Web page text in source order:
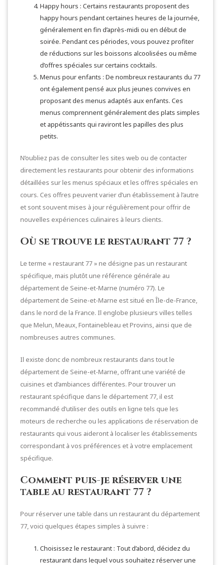
Happy hours : Certains restaurants proposent des
happy hours pendant certaines heures de la journée,
généralement en fin d’après-midi ou en début de
soirée. Pendant ces périodes, vous pouvez profiter
de réductions sur les boissons alcoolisées ou même
d’offres spéciales sur certains cocktails.
Menus pour enfants : De nombreux restaurants du 77
ont également pensé aux plus jeunes convives en
proposant des menus adaptés aux enfants. Ces
menus comprennent généralement des plats simples
et appétissants qui raviront les papilles des plus
petits.
N’oubliez pas de consulter les sites web ou de contacter
directement les restaurants pour obtenir des informations
détaillées sur les menus spéciaux et les offres spéciales en
cours. Ces offres peuvent varier d’un établissement à l’autre
et sont souvent mises à jour régulièrement pour offrir de
nouvelles expériences culinaires à leurs clients.
Où se trouve le restaurant 77 ?
Le terme « restaurant 77 » ne désigne pas un restaurant
spécifique, mais plutôt une référence générale au
département de Seine-et-Marne (numéro 77). Le
département de Seine-et-Marne est situé en Île-de-France,
dans le nord de la France. Il englobe plusieurs villes telles
que Melun, Meaux, Fontainebleau et Provins, ainsi que de
nombreuses autres communes.
Il existe donc de nombreux restaurants dans tout le
département de Seine-et-Marne, offrant une variété de
cuisines et d’ambiances différentes. Pour trouver un
restaurant spécifique dans le département 77, il est
recommandé d’utiliser des outils en ligne tels que les
moteurs de recherche ou les applications de réservation de
restaurants qui vous aideront à localiser les établissements
correspondant à vos préférences et à votre emplacement
spécifique.
Comment puis-je réserver une
table au restaurant 77 ?
Pour réserver une table dans un restaurant du département
77, voici quelques étapes simples à suivre :
Choisissez le restaurant : Tout d’abord, décidez du
restaurant dans lequel vous souhaitez réserver une